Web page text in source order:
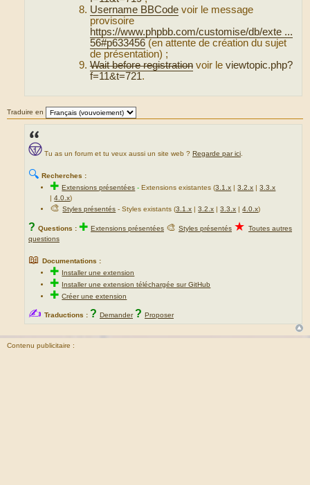
Username BBCodevoir le message
provisoire
https://www.phpbb.com/customise/db/exte ...
56#p633456(en attente de création du sujet
de présentation) ;
Wait before registrationvoir le viewtopic.php?
f=11&t=721.
Traduire en
Tu as un forum et tu veux aussi un site web ? Regarde par ici.
🔍 Recherches :
✚Extensions présentées - Extensions existantes (3.1.x |3.2.x |3.3.x
|4.0.x)
🎨Styles présentés - Styles existants (3.1.x |3.2.x |3.3.x |4.0.x)
? Questions : ✚ Extensions présentées 🎨 Styles présentés ★ Toutes autres
questions
📖 Documentations :
✚ Installer une extension
✚ Installer une extension téléchargée sur GitHub
✚Créer une extension
✍ Traductions : ? Demander ? Proposer
Contenu publicitaire :